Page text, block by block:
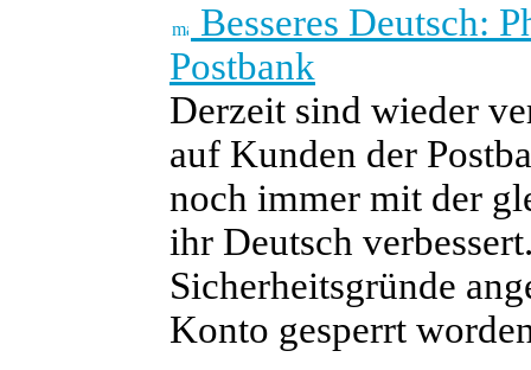
Besseres Deutsch:
Postbank
Derzeit sind wieder
auf Kunden der
noch immer mit der
ihr Deutsch
Sicherheitsgründe
Konto gesperrt